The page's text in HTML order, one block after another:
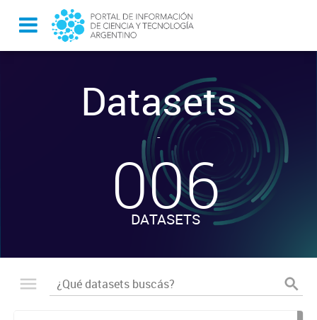
Datasets
-
006
DATASETS